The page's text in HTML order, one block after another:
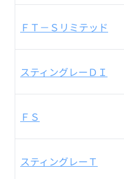
ＦＴ－Ｓリミテッド
スティングレーＤＩ
ＦＳ
スティングレーＴ